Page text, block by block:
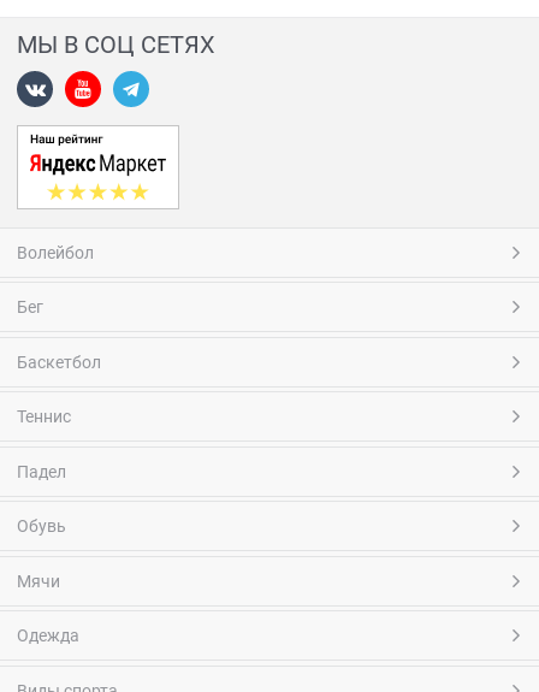
МЫ В СОЦ СЕТЯХ
Волейбол
Бег
Баскетбол
Теннис
Падел
Обувь
Мячи
Одежда